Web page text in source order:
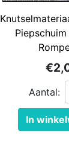
Piepschuim
Aantal:
In